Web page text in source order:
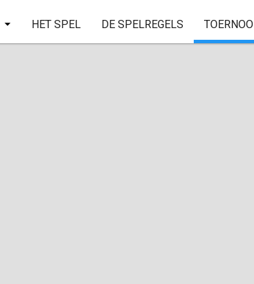
HET SPEL DE SPELREGELS